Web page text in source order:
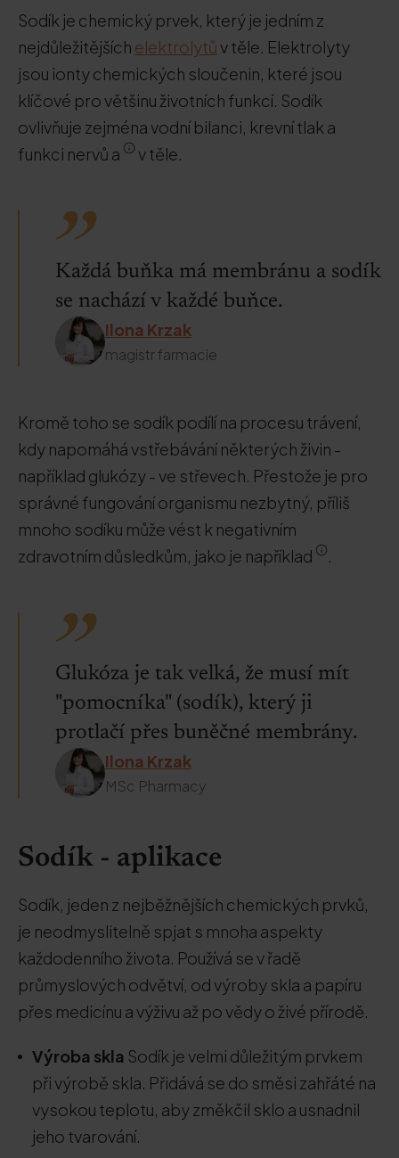
Sodík je chemický prvek, který je jedním z
nejdůležitějších elektrolytův těle. Elektrolyty
jsou ionty chemických sloučenin, které jsou
klíčové pro většinu životních funkcí. Sodík
ovlivňuje zejména vodní bilanci, krevní tlak a
funkci nervů a
v těle.
Každá buňka má membránu a sodík
se nachází v každé buňce.
Ilona Krzak
magistr farmacie
Kromě toho se sodík podílí na procesu trávení,
kdy napomáhá vstřebávání některých živin -
například glukózy - ve střevech. Přestože je pro
správné fungování organismu nezbytný, příliš
mnoho sodíku může vést k negativním
zdravotním důsledkům, jako je například
.
Glukóza je tak velká, že musí mít
"pomocníka" (sodík), který ji
protlačí přes buněčné membrány.
Ilona Krzak
MSc Pharmacy
Sodík - aplikace
Sodík, jeden z nejběžnějších chemických prvků,
je neodmyslitelně spjat s mnoha aspekty
každodenního života. Používá se v řadě
průmyslových odvětví, od výroby skla a papíru
přes medicínu a výživu až po vědy o živé přírodě.
Výroba skla Sodík je velmi důležitým prvkem
při výrobě skla. Přidává se do směsi zahřáté na
vysokou teplotu, aby změkčil sklo a usnadnil
jeho tvarování.